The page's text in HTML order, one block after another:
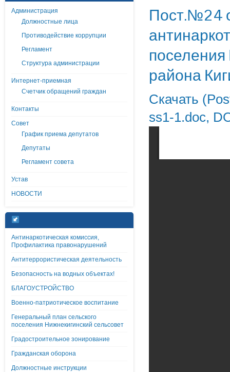
Администрация
Должностные лица
Противодействие коррупции
Регламент
Структура администрации
Интернет-приемная
Счетчик обращений граждан
Контакты
Совет
График приема депутатов
Депутаты
Регламент совета
Устав
НОВОСТИ
Антинаркотическая комиссия,
Профилактика правонарушений
Антитеррористическая деятельность
Безопасность на водных объектах!
БЛАГОУСТРОЙСТВО
Военно-патриотическое воспитание
Генеральный план сельского
поселения Нижнекигинский сельсовет
Градостроительное зонирование
Гражданская оборона
Должностные инструкции
Пост.№24
района
Скачать
ss1-1.doc,